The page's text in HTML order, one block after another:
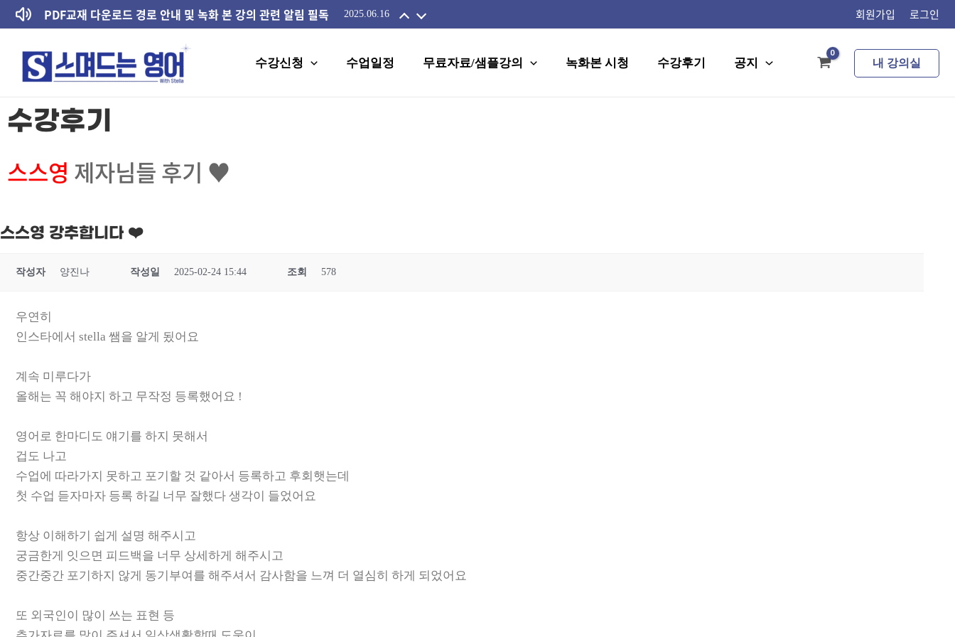
콘텐츠로
건너뛰기
PDF교재 다운로드 경로 안내 및 녹화 본 강의 관련 알림 필독 2025.06.16 회원가입 로그인
수강신청 수업일정 무료자료/샘플강의 녹화본 시청 수강후기 공지 내 강의실
수강후기
스스영 제자님들 후기 ♥
스스영 강추합니다 ❤️
작성자 양진나 작성일 2025-02-24 15:44 조회 578
우연히
인스타에서 stella 쌤을 알게 됬어요
계속 미루다가
올해는 꼭 해야지 하고 무작정 등록했어요 !
영어로 한마디도 얘기를 하지 못해서
겁도 나고
수업에 따라가지 못하고 포기할 것 같아서 등록하고 후회햇는데
첫 수업 듣자마자 등록 하길 너무 잘했다 생각이 들었어요
항상 이해하기 쉽게 설명 해주시고
궁금한게 잇으면 피드백을 너무 상세하게 해주시고
중간중간 포기하지 않게 동기부여를 해주셔서 감사함을 느껴 더 열심히 하게 되었어요
또 외국인이 많이 쓰는 표현 등